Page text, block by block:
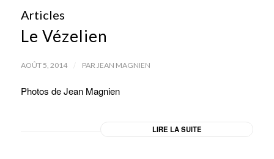
Articles
Le Vézelien
AOÛT 5, 2014 PARJEAN MAGNIEN
Photos de Jean Magnien
LIRE LA SUITE